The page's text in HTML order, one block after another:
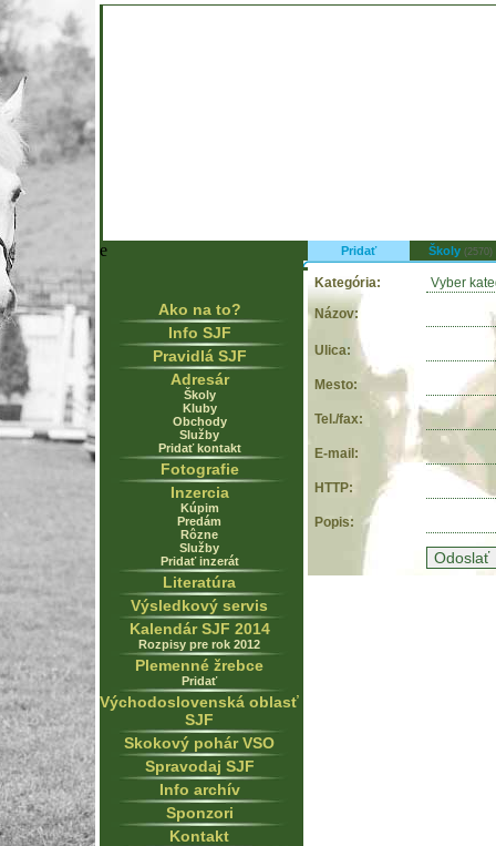
e
Ako na to?
Info SJF
Pravidlá SJF
Adresár
Školy
Kluby
Obchody
Služby
Pridať kontakt
Fotografie
Inzercia
Kúpim
Predám
Rôzne
Služby
Pridať inzerát
Literatúra
Výsledkový servis
Kalendár SJF 2014
Rozpisy pre rok 2012
Plemenné žrebce
Pridať
Východoslovenská oblasť
SJF
Skokový pohár VSO
Spravodaj SJF
Info archív
Sponzori
Kontakt
Pridať Školy(2570)
Kategória:
Názov:
Ulica:
Mesto:
Tel./fax:
E-mail:
HTTP:
Popis: